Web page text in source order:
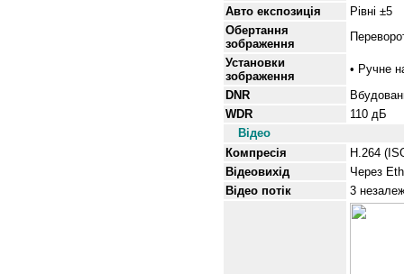
Авто експозиція
Рівні ±5
Обертання
зображення
Установки
зображення
• Ручне
DNR
WDR
110 дБ
Відео
Компресія
H.264
Відеовихід
Через
Відео потік
3